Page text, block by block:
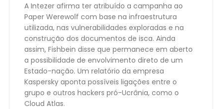
A Intezer afirma ter atribuído a campanha ao
Paper Werewolf com base na infraestrutura
utilizada, nas vulnerabilidades exploradas e na
construção dos documentos de isca. Ainda
assim, Fishbein disse que permanece em aberto
a possibilidade de envolvimento direto de um
Estado-nação. Um relatório da empresa
Kaspersky aponta possíveis ligações entre o
grupo e outros hackers pró-Ucrânia, como o
Cloud Atlas.